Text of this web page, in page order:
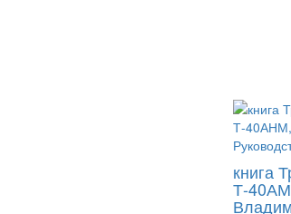
книга
Т-